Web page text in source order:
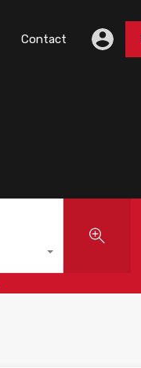
Contact